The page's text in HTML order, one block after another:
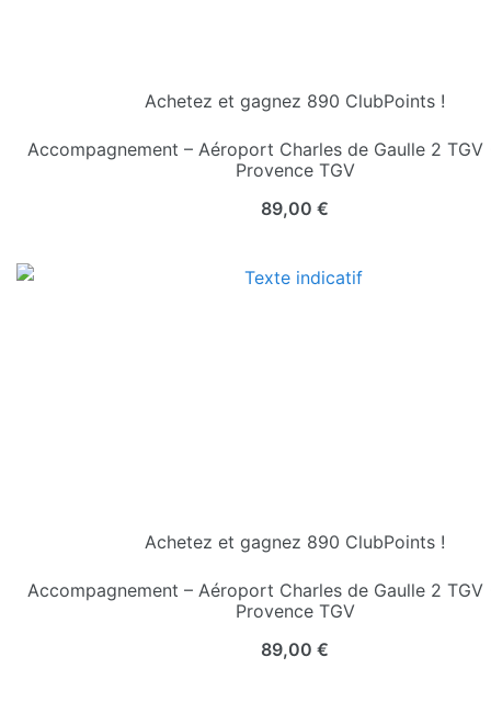
Achetez et gagnez 890 ClubPoints !
Accompagnement – Aéroport Charles de Gaulle 2
Provence TGV
89,00 €
Achetez et gagnez 890 ClubPoints !
Accompagnement – Aéroport Charles de Gaulle 2
Provence TGV
89,00 €